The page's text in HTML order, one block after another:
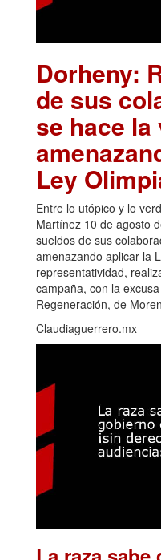
Dorheny:
de sus
se hace
Ley
Entre lo utópico y lo
Martínez 10 de agosto
sueldos de sus
amenazando aplicar la
representatividad,
campaña, con la
Regeneración, de
Claudiaguerrero.mx